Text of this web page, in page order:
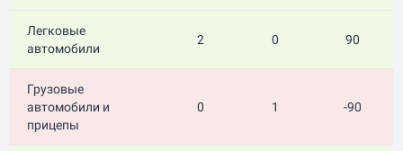
Легковые
автомобили
2 0 90
Грузовые
автомобили и
прицепы
0 1 -90